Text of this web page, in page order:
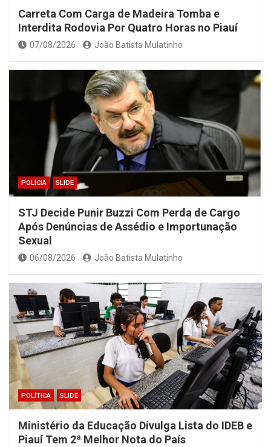
Carreta Com Carga de Madeira Tomba e
Interdita Rodovia Por Quatro Horas no Piauí
07/08/2026 João Batista Mulatinho
POLÍCIA SLIDE
STJ Decide Punir Buzzi Com Perda de Cargo
Após Denúncias de Assédio e Importunação
Sexual
06/08/2026 João Batista Mulatinho
POLÍTICA SLIDE
Ministério da Educação Divulga Lista do IDEB e
Piauí Tem 2ª Melhor Nota do País